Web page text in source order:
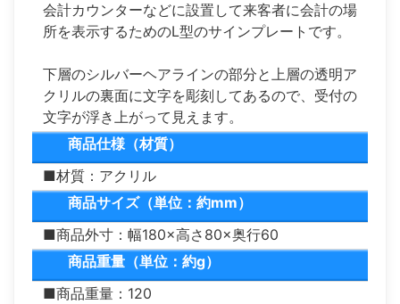
会計カウンターなどに設置して来客者に会計の場
所を表示するためのL型のサインプレートです。
下層のシルバーヘアラインの部分と上層の透明ア
クリルの裏面に文字を彫刻してあるので、受付の
文字が浮き上がって見えます。
商品仕様（材質）
■材質：アクリル
商品サイズ（単位：約mm）
■商品外寸：幅180×高さ80×奥行60
商品重量（単位：約g）
■商品重量：120